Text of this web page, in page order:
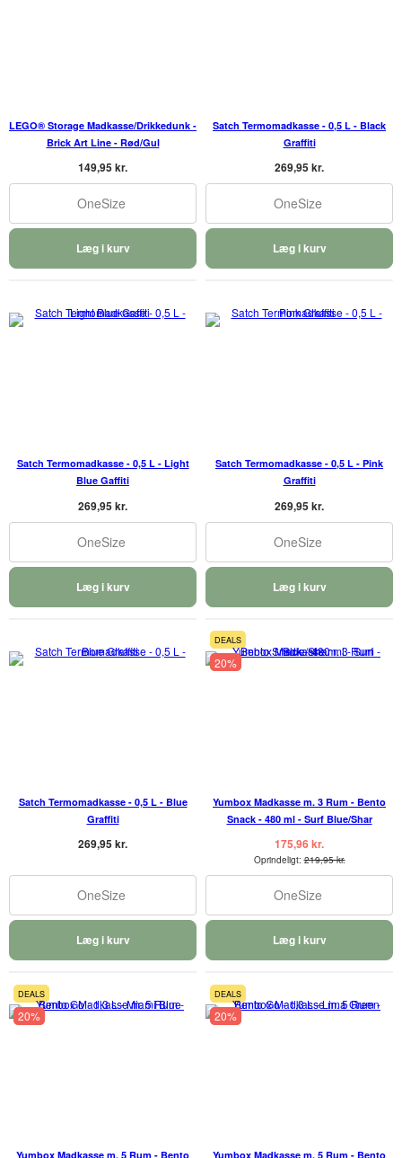
LEGO® Storage Madkasse/Drikkedunk -
Brick Art Line - Rød/Gul
149,95 kr.
OneSize
Læg i kurv
Satch Termomadkasse - 0,5 L - Black
Graffiti
269,95 kr.
OneSize
Læg i kurv
Satch Termomadkasse - 0,5 L - Light
Blue Gaffiti
269,95 kr.
OneSize
Læg i kurv
Satch Termomadkasse - 0,5 L - Pink
Graffiti
269,95 kr.
OneSize
Læg i kurv
Satch Termomadkasse - 0,5 L - Blue
Graffiti
269,95 kr.
OneSize
Læg i kurv
DEALS
20%
Yumbox Madkasse m. 3 Rum - Bento
Snack - 480 ml - Surf Blue/Shar
175,96 kr.
Oprindeligt:219,95 kr.
OneSize
Læg i kurv
DEALS
20%
Yumbox Madkasse m. 5 Rum - Bento
DEALS
20%
Yumbox Madkasse m. 5 Rum - Bento